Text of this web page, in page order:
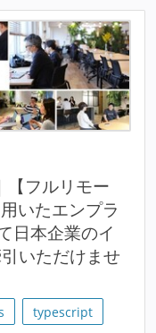
【フルリモー
いたエンプラ
日本企業のイ
いただけませ
typescript